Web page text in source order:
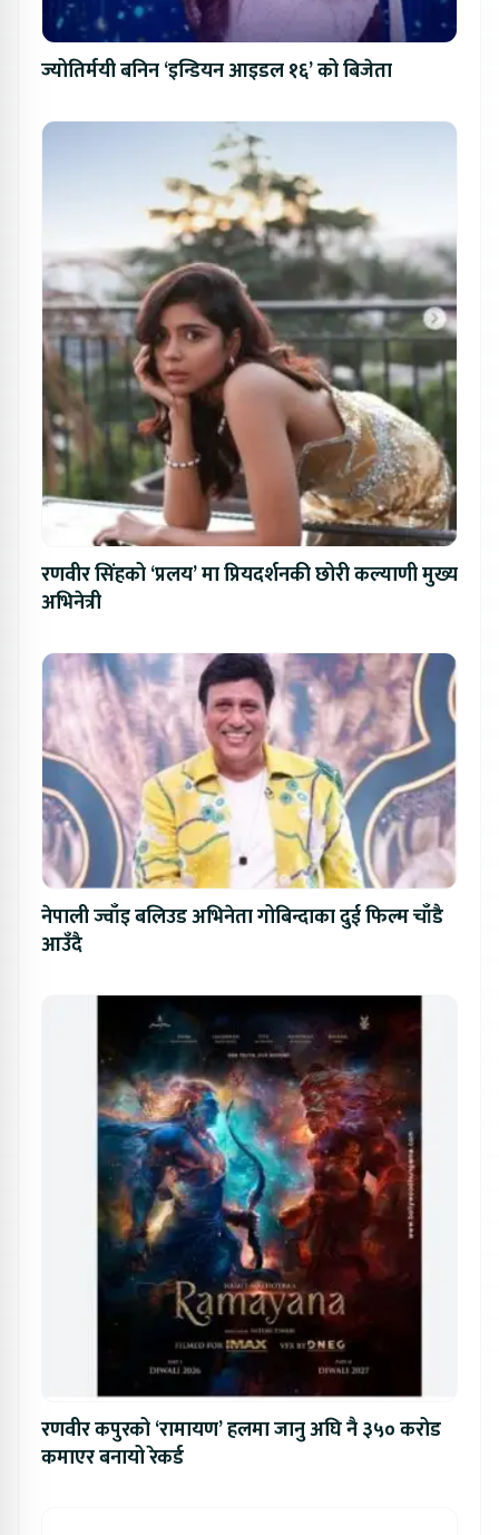
ज्योतिर्मयी बनिन ‘इन्डियन आइडल १६’ को बिजेता
रणवीर सिंहको ‘प्रलय’ मा प्रियदर्शनकी छोरी कल्याणी मुख्य
अभिनेत्री
नेपाली ज्वाँइ बलिउड अभिनेता गोबिन्दाका दुई फिल्म चाँडै
आउँदै
रणवीर कपुरको ‘रामायण’ हलमा जानु अघि नै ३५० करोड
कमाएर बनायो रेकर्ड